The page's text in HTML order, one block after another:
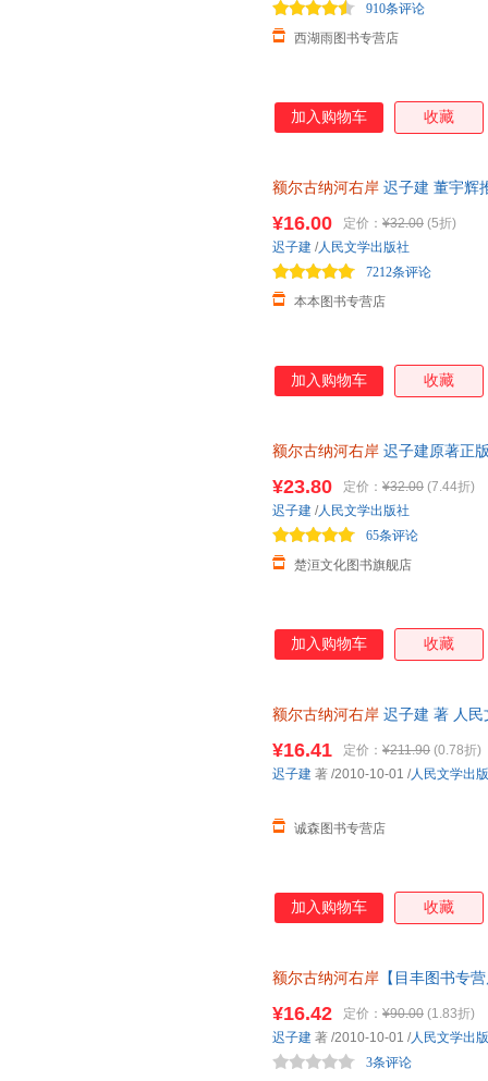
西湖雨图书专营店
910条评论
加入购物车 收藏
额尔古纳河右岸 迟子建 董宇辉
¥16.00 定价： ¥32.00 (5折)
本本图书专营店
7212条评论
迟子建 /人民文学出版社
加入购物车 收藏
额尔古纳河右岸 迟子建原著正
¥23.80 定价： ¥32.00 (7.44折)
楚洹文化图书旗舰店
65条评论
迟子建 /人民文学出版社
加入购物车 收藏
额尔古纳河右岸 迟子建 著 人
¥16.41 定价： ¥211.90 (0.78折)
诚森图书专营店
迟子建 著 /2010-10-01 /人民文学出
加入购物车 收藏
额尔古纳河右岸 【目丰图书专
¥16.42 定价： ¥90.00 (1.83折)
3条评论
迟子建 著 /2010-10-01 /人民文学出